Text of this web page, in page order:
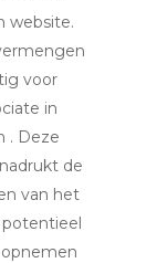
website.
voor
in
. Deze
de
van het